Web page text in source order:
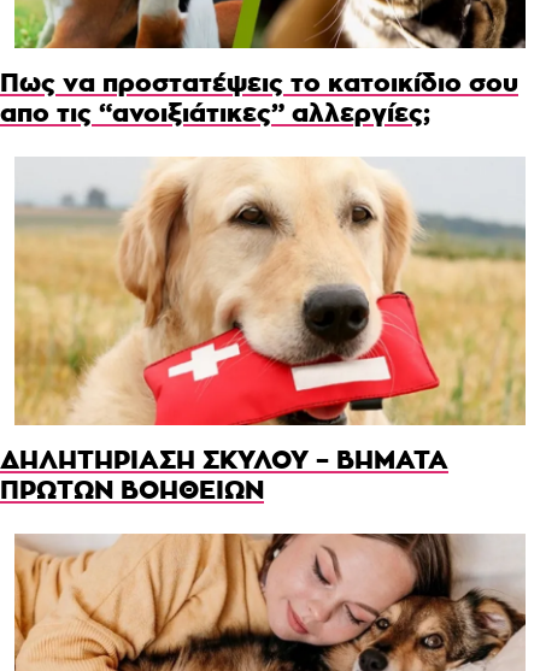
Πως να προστατέψεις το κατοικίδιο σου
απο τις “ανοιξιάτικες” αλλεργίες;
ΔΗΛΗΤΗΡΙΑΣΗ ΣΚΥΛΟΥ – ΒΗΜΑΤΑ
ΠΡΩΤΩΝ ΒΟΗΘΕΙΩΝ